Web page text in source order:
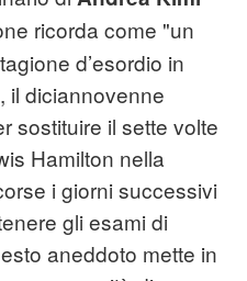
ricorda come "un
d’esordio in
il diciannovenne
sostituire il sette volte
Hamilton nella
i giorni successivi
gli esami di
aneddoto mette in